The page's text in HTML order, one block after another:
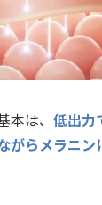
は、 低出力
がらメラニン